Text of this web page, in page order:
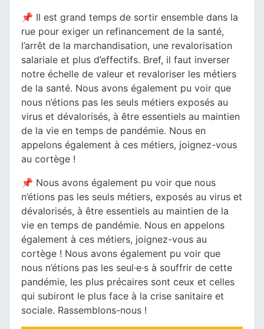
📌 Il est grand temps de sortir ensemble dans la
rue pour exiger un refinancement de la santé,
l’arrêt de la marchandisation, une revalorisation
salariale et plus d’effectifs. Bref, il faut inverser
notre échelle de valeur et revaloriser les métiers
de la santé. Nous avons également pu voir que
nous n’étions pas les seuls métiers exposés au
virus et dévalorisés, à être essentiels au maintien
de la vie en temps de pandémie. Nous en
appelons également à ces métiers, joignez-vous
au cortège !
📌 Nous avons également pu voir que nous
n’étions pas les seuls métiers, exposés au virus et
dévalorisés, à être essentiels au maintien de la
vie en temps de pandémie. Nous en appelons
également à ces métiers, joignez-vous au
cortège ! Nous avons également pu voir que
nous n’étions pas les seul·e·s à souffrir de cette
pandémie, les plus précaires sont ceux et celles
qui subiront le plus face à la crise sanitaire et
sociale. Rassemblons-nous !